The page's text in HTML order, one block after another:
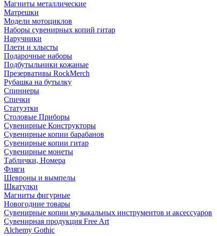
Магниты металлические
Матрешки
Модели мотоциклов
Наборы сувенирных копий гитар
Наручники
Плети и хлысты
Подарочные наборы
Подбутыльники кожаные
Презервативы RockMerch
Рубашка на бутылку
Спиннеры
Спички
Статуэтки
Столовые Приборы
Сувенирные Конструкторы
Сувенирные копии барабанов
Сувенирные копии гитар
Сувенирные монеты
Таблички, Номера
Фляги
Шевроны и вымпелы
Шкатулки
Магниты фигурные
Новогодние товары
Сувенирные копии музыкальных инструментов и аксессуаров
Сувенирная продукция Free Art
Alchemy Gothic